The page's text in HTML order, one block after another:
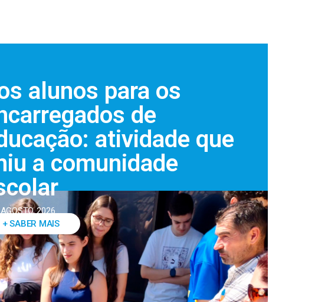
alunos para os
de
atividade que
a comunidade
2026
+ SABER MAIS